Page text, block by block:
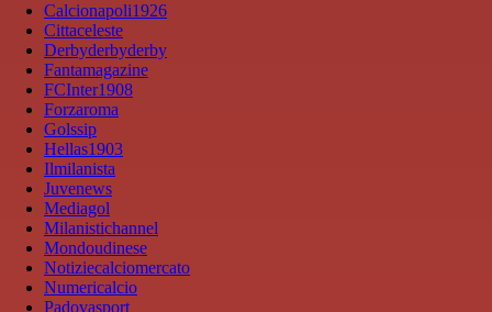
Calcionapoli1926
Cittaceleste
Derbyderbyderby
Fantamagazine
FCInter1908
Forzaroma
Golssip
Hellas1903
Ilmilanista
Juvenews
Mediagol
Milanistichannel
Mondoudinese
Notiziecalciomercato
Numericalcio
Padovasport